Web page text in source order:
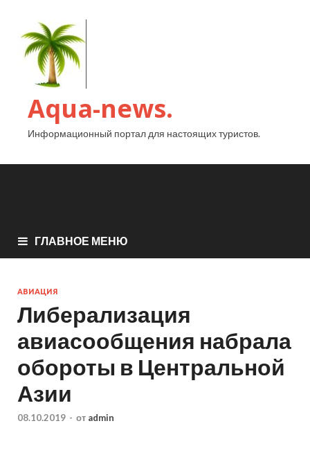
Aqua-news.
Информационный портал для настоящих туристов.
ГЛАВНОЕ МЕНЮ
АВИАЦИЯ
Либерализация
авиасообщения набрала
обороты в Центральной
Азии
08.10.2019 - от admin